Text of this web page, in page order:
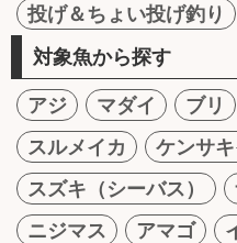
投げ＆ちょい投げ釣り
対象魚から探す
アジ マダイ ブリ
スルメイカ
ケンサ
スズキ（シーバス）
ニジマス
アマゴ